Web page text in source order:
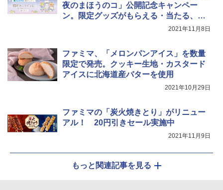
夜のまほうのコ」公開記念キャンペー
ン。限定グッズがもらえる・当たる、限
2021年11月8日
ファミマ、「メロンパンアイス」を数量
限定で発売。クッキー生地・カスタード
アイスに北海道産バターを使用
2021年10月29日
ファミマの「炭火焼きとり」がリニュー
アル！ 20円引きセール実施中
2021年11月9日
もっと関連記事を見る